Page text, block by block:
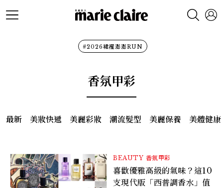
#2026裙襬澎澎RUN
香氛甲彩
最新 美妝快遞 美麗彩妝 潮流髮型 美麗保養 美體健康
BEAUTY 香氛甲彩
喜歡優雅高級的氣味？這10
支現代版「西普調香水」值